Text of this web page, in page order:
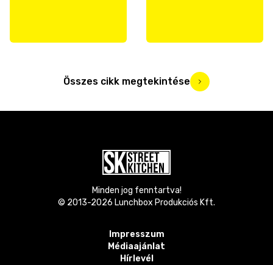
Összes cikk megtekintése
Minden jog fenntartva!
© 2013-2026 Lunchbox Produkciós Kft.
Impresszum
Médiaajánlat
Hírlevél